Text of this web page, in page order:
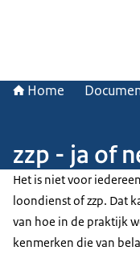
Home
zzp - ja of
Het is niet voor
loondienst of zzp. Dat
van hoe in de praktijk
kenmerken die van